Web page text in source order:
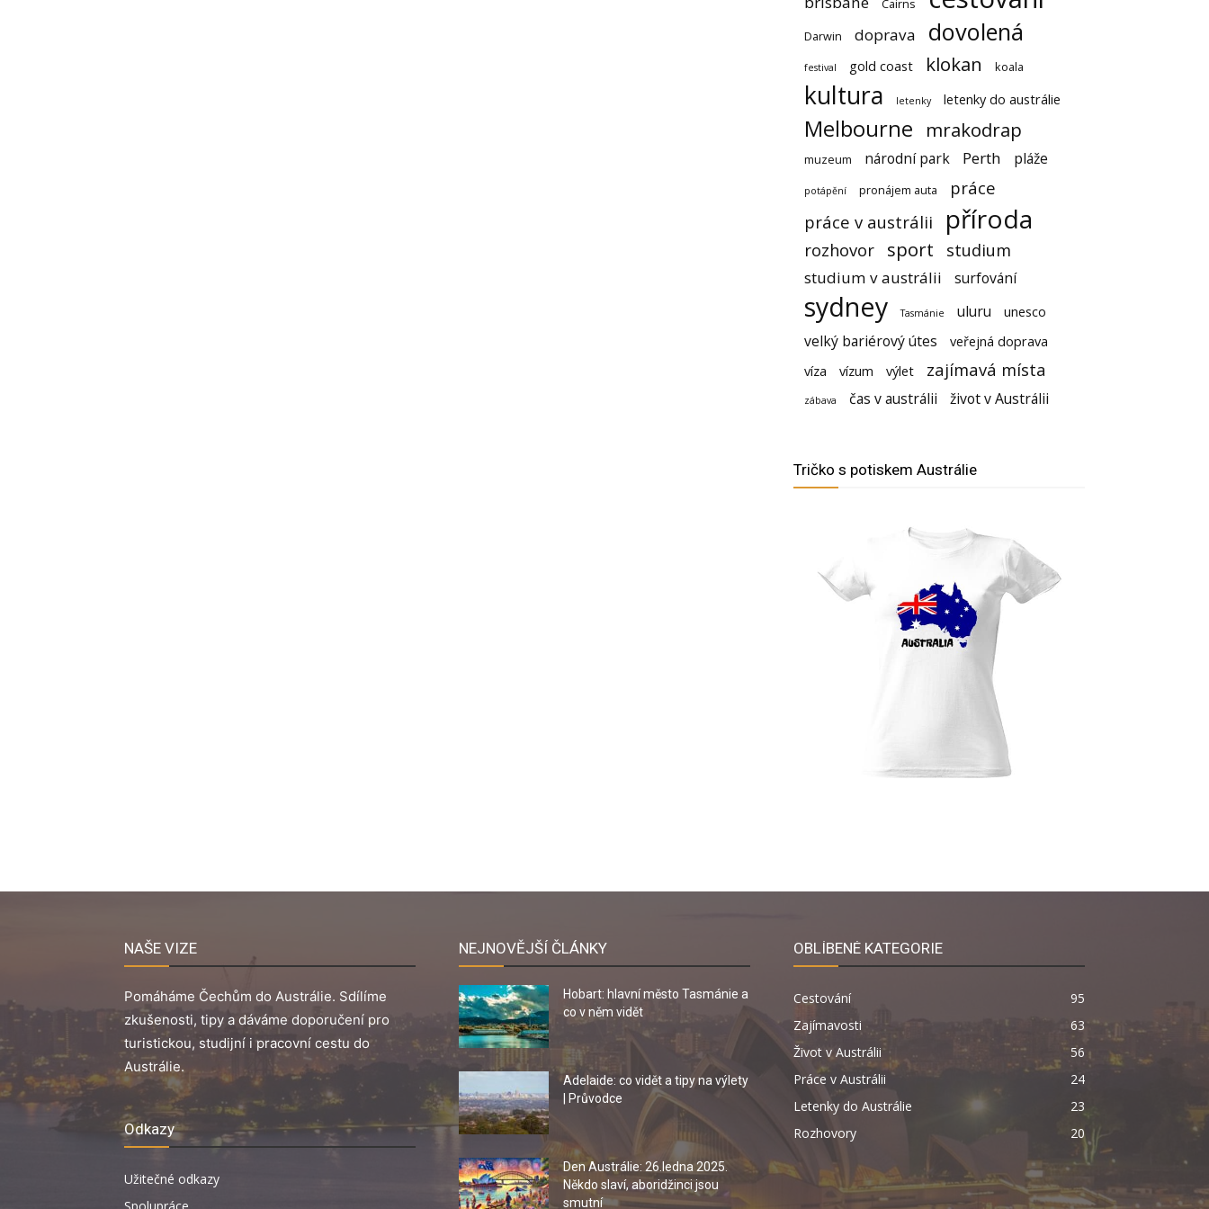
Cairns
Darwin doprava dovolená
festival gold coast klokan koala
kultura letenky letenky do austrálie
Melbourne mrakodrap
muzeum národní park Perth pláže
potápění pronájem auta
práce
práce v austrálii
příroda
rozhovor sport studium
studium v austrálii surfování
sydney Tasmánie uluru unesco
velký bariérový útes
veřejná doprava
víza
vízum výlet zajímavá místa
zábava čas v austrálii život v Austrálii
Tričko s potiskem Austrálie
NAŠE VIZE
Pomáháme Čechům do Austrálie. Sdílíme
zkušenosti, tipy a dáváme doporučení pro
turistickou, studijní i pracovní cestu do
Austrálie.
Odkazy
Užitečné odkazy
NEJNOVĚJŠÍ ČLÁNKY
Hobart: hlavní město Tasmánie a
co v něm vidět
Adelaide: co vidět a tipy na výlety
| Průvodce
Den Austrálie: 26.ledna 2025.
Někdo slaví, aboridžinci jsou
smutní
OBLÍBENÉ KATEGORIE
Cestování
95
Zajímavosti
63
Život v Austrálii
56
Práce v Austrálii
24
Letenky do Austrálie
23
Rozhovory
20